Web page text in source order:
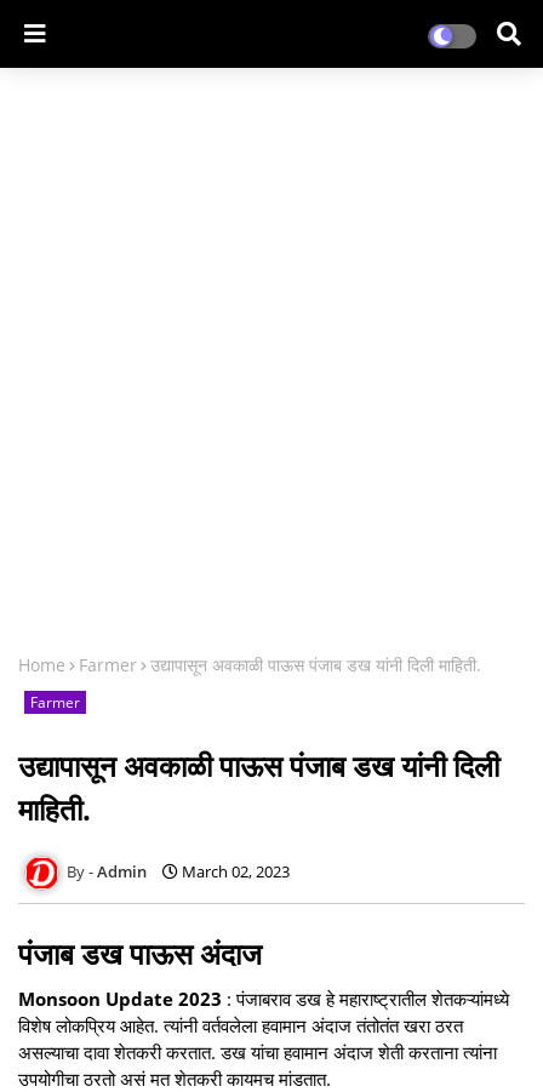
Home Farmer उद्यापासून अवकाळी पाऊस पंजाब डख यांनी दिली माहिती.
Farmer
उद्यापासून अवकाळी पाऊस पंजाब डख यांनी दिली
माहिती.
Admin March 02, 2023
पंजाब डख पाऊस अंदाज
Monsoon Update 2023 : पंजाबराव डख हे महाराष्ट्रातील शेतकऱ्यांमध्ये
विशेष लोकप्रिय आहेत. त्यांनी वर्तवलेला हवामान अंदाज तंतोतंत खरा ठरत
असल्याचा दावा शेतकरी करतात. डख यांचा हवामान अंदाज शेती करताना त्यांना
उपयोगीचा ठरतो असं मत शेतकरी कायमच मांडतात.